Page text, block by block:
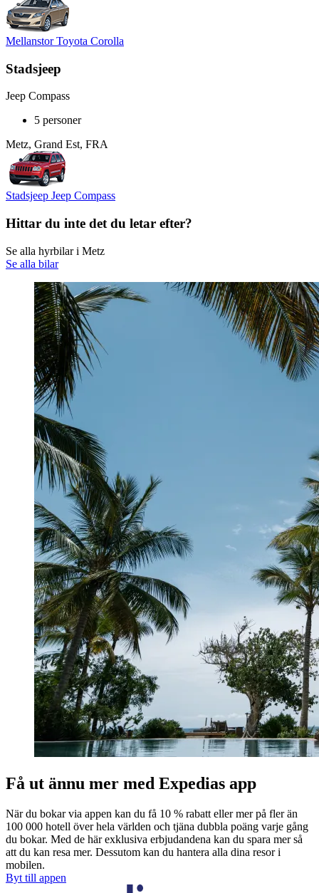
Mellanstor Toyota Corolla
Stadsjeep
Jeep Compass
5 personer
Metz, Grand Est, FRA
Stadsjeep Jeep Compass
Hittar du inte det du letar efter?
Se alla hyrbilar i Metz
Se alla bilar
Få ut ännu mer med Expedias app
När du bokar via appen kan du få 10 % rabatt eller mer på fler än
100 000 hotell över hela världen och tjäna dubbla poäng varje gång
du bokar. Med de här exklusiva erbjudandena kan du spara mer så
att du kan resa mer. Dessutom kan du hantera alla dina resor i
mobilen.
Byt till appen